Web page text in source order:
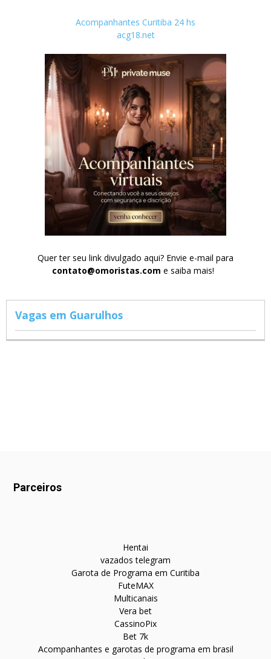
Acompanhantes Curitiba 24 hs
acg18.net
Quer ter seu link divulgado aqui? Envie e-mail para
contato@omoristas.com e saiba mais!
Vagas em Guarulhos
Parceiros
Hentai
vazados telegram
Garota de Programa em Curitiba
FuteMAX
Multicanais
Vera bet
CassinoPix
Bet 7k
Acompanhantes e garotas de programa em brasil